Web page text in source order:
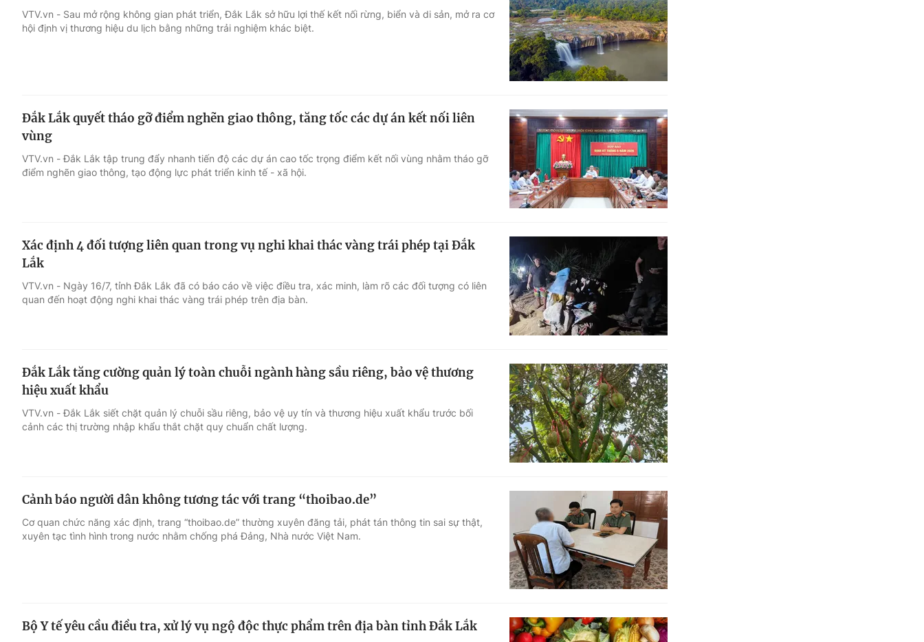
VTV.vn - Sau mở rộng không gian phát triển, Đắk Lắk sở hữu lợi thế kết nối rừng, biển và di sản, mở ra cơ
hội định vị thương hiệu du lịch bằng những trải nghiệm khác biệt.
Đắk Lắk quyết tháo gỡ điểm nghẽn giao thông, tăng tốc các dự án kết nối liên
vùng
VTV.vn - Đắk Lắk tập trung đẩy nhanh tiến độ các dự án cao tốc trọng điểm kết nối vùng nhằm tháo gỡ
điểm nghẽn giao thông, tạo động lực phát triển kinh tế - xã hội.
Xác định 4 đối tượng liên quan trong vụ nghi khai thác vàng trái phép tại Đắk
Lắk
VTV.vn - Ngày 16/7, tỉnh Đắk Lắk đã có báo cáo về việc điều tra, xác minh, làm rõ các đối tượng có liên
quan đến hoạt động nghi khai thác vàng trái phép trên địa bàn.
Đắk Lắk tăng cường quản lý toàn chuỗi ngành hàng sầu riêng, bảo vệ thương
hiệu xuất khẩu
VTV.vn - Đắk Lắk siết chặt quản lý chuỗi sầu riêng, bảo vệ uy tín và thương hiệu xuất khẩu trước bối
cảnh các thị trường nhập khẩu thắt chặt quy chuẩn chất lượng.
Cảnh báo người dân không tương tác với trang “thoibao.de”
Cơ quan chức năng xác định, trang “thoibao.de” thường xuyên đăng tải, phát tán thông tin sai sự thật,
xuyên tạc tình hình trong nước nhằm chống phá Đảng, Nhà nước Việt Nam.
Bộ Y tế yêu cầu điều tra, xử lý vụ ngộ độc thực phẩm trên địa bàn tỉnh Đắk Lắk